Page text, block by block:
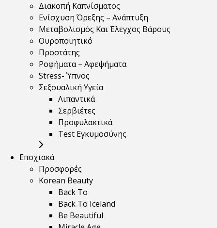
Διακοπή Καπνίσματος
Ενίσχυση Όρεξης – Ανάπτυξη
Μεταβολισμός Και Έλεγχος Βάρους
Ουροποιητικό
Προστάτης
Ροφήματα – Αφεψήματα
Stress- Ύπνος
Σεξουαλική Υγεία
Λιπαντικά
Σερβιέτες
Προφυλακτικά
Test Εγκυμοσύνης
Εποχιακά
Προσφορές
Korean Beauty
Back To
Back To Iceland
Be Beautiful